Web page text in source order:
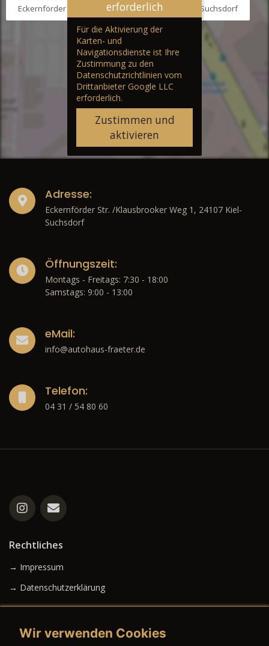
Eckernförder Str. /Klausbrooker Weg 1, 24107 Kiel-Suchsdorf
erforderlich
Für die Aktivierung der
Karten- und
Navigationsdienste ist Ihre
Zustimmung zu den
Datenschutzrichtlinien vom
Drittanbieter Google LLC
erforderlich.
Zustimmen und
aktivieren
Adresse:
Eckernförder Str. /Klausbrooker Weg 1, 24107 Kiel-
Suchsdorf
Öffnungszeit:
Montags - Freitags: 7:30 - 18:00
Samstags: 9:00 - 13:00
eMail:
info@autohaus-fraeter.de
Telefon:
04 31 / 54 80 60
Rechtliches
→ Impressum
→ Datenschutzerklärung
Wir verwenden Cookies